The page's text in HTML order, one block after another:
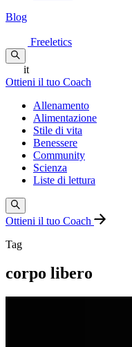
Blog
Freeletics
it
Ottieni il tuo Coach
Allenamento
Alimentazione
Stile di vita
Benessere
Community
Scienza
Liste di lettura
Ottieni il tuo Coach
Tag
corpo libero